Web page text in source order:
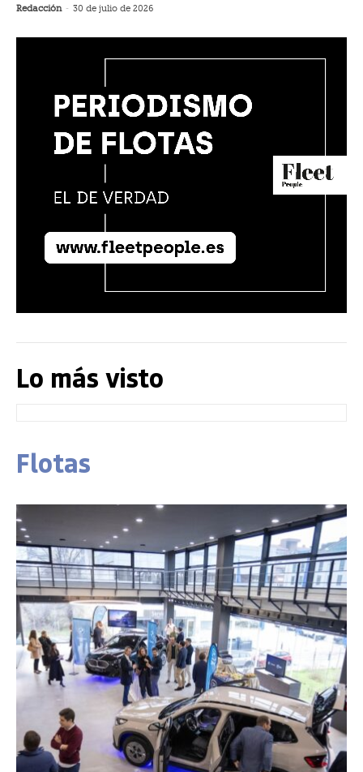
Redacción - 30 de julio de 2026
Lo más visto
Flotas